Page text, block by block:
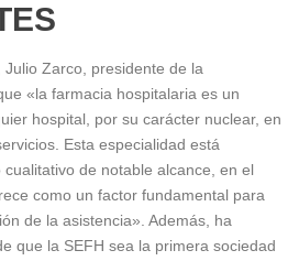
Zarco, presidente de la
«la farmacia hospitalaria es un
hospital, por su carácter nuclear, en
Esta especialidad está
de notable alcance, en el
como un factor fundamental para
de la asistencia». Además, ha
que la SEFH sea la primera sociedad